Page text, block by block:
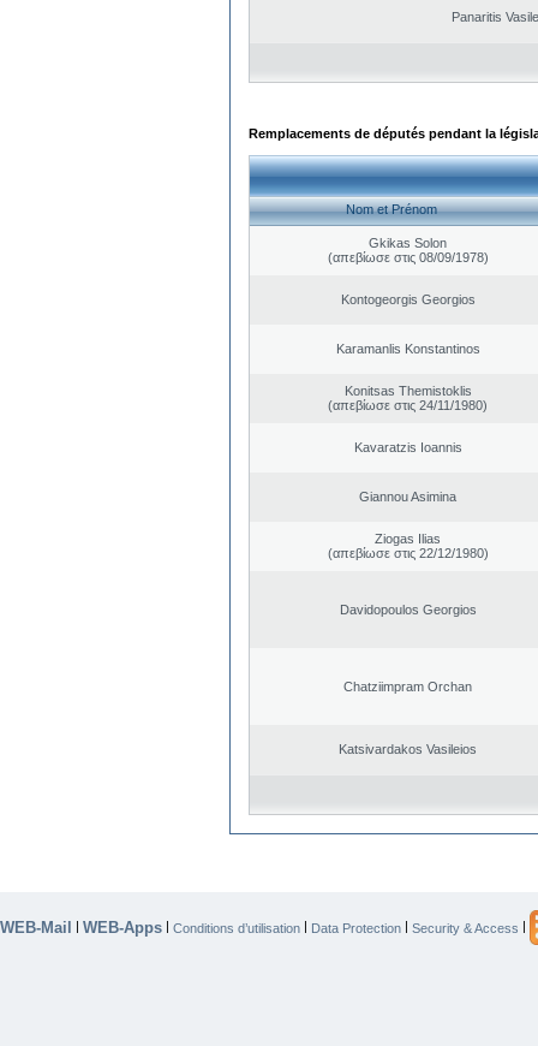
Panaritis
Remplacements de députés pendant la
Nom et Prénom
Gkikas Solon
(απεβίωσε στις 08/09/1978)
Kontogeorgis Georgios
Karamanlis Konstantinos
Konitsas Themistoklis
(απεβίωσε στις 24/11/1980)
Kavaratzis Ioannis
Giannou Asimina
Ziogas Ilias
(απεβίωσε στις 22/12/1980)
Davidopoulos Georgios
Chatziimpram Orchan
Katsivardakos Vasileios
WEB-Mail | WEB-Apps | Conditions d’utilisation | Data Protection | Security & Access |